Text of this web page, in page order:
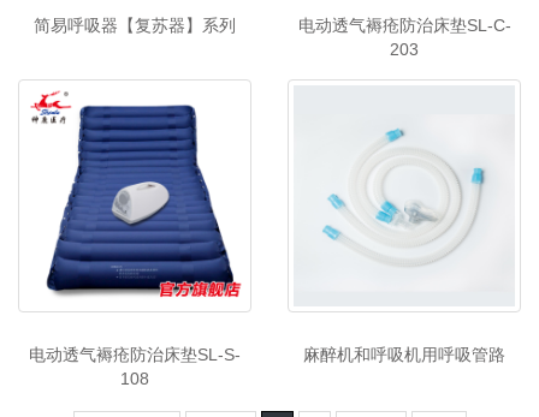
简易呼吸器【复苏器】系列
电动透气褥疮防治床垫SL-C-
203
电动透气褥疮防治床垫SL-S-
108
麻醉机和呼吸机用呼吸管路